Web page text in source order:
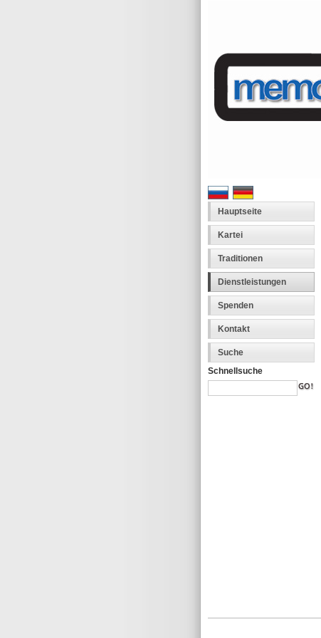
Hauptseite
Kartei
Traditionen
Dienstleistungen
Spenden
Kontakt
Suche
Schnellsuche